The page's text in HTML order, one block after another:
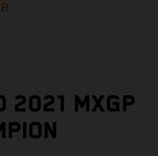
2021 MXGP